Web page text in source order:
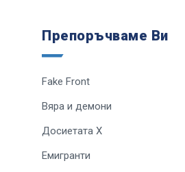
Препоръчваме Ви
Fake Front
Вяра и демони
Досиетата Х
Емигранти